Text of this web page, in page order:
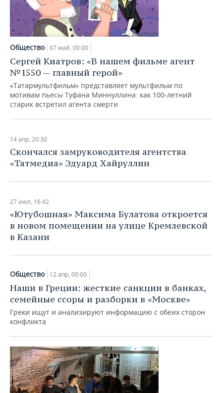
Общество 07 май, 00:00
Сергей Киатров: «В нашем фильме агент
№1550 — главный герой»
«Татармультфильм» представляет мультфильм по
мотивам пьесы Туфана Миннуллина: как 100-летний
старик встретил агента смерти
14 апр, 20:30
Скончался замруководителя агентства
«Татмедиа» Эдуард Хайруллин
27 июл, 16:42
«Ютубошная» Максима Булатова откроется
в новом помещении на улице Кремлевской
в Казани
Общество 12 апр, 00:00
Наши в Греции: жесткие санкции в банках,
семейные ссоры и разборки в «Москве»
Греки ищут и анализируют информацию с обеих сторон
конфликта